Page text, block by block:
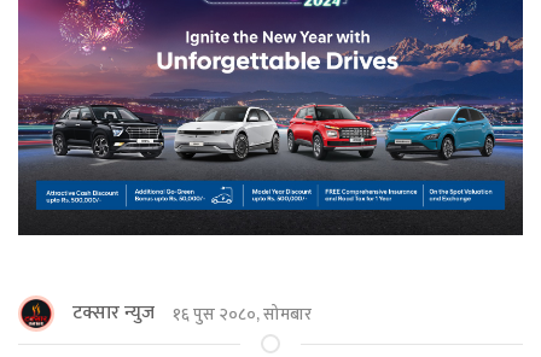
टक्सार न्युज १६ पुस २०८०, सोमबार